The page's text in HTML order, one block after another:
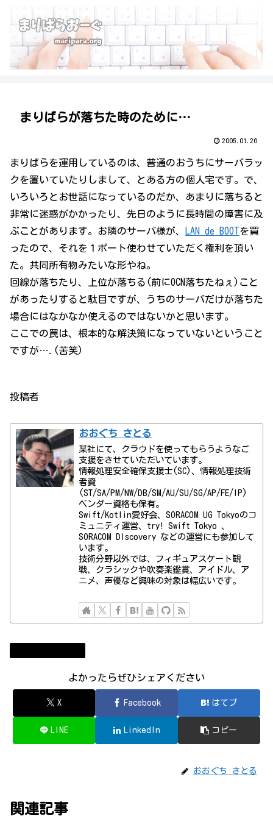
まりばらが落ちた時のために…
2005.01.26
まりばらを運用しているのは、普通のおうちにサーバラッ
クを置いていたりしまして、とある方の個人宅です。で、
いろいろとお世話になっているのだか、あまりに落ちると
非常に迷惑がかかったり、先日のように長時間の障害に及
ぶことがあります。お隣のサーバ様が、
LAN de BOOTを買
ったので、それを１ポート使わせていただく権利を頂い
た。共同所有物みたいな形やね。
回線が落ちたり、上位が落ちる(前にOCN落ちたねぇ)こと
があったりすると駄目ですが、うちのサーバだけが落ちた
場合にはなかなか使えるのではないかと思います。
ここでの罠は、根本的な解決策になっていないということ
ですが….(苦笑)
投稿者
おおぐち さとる
某社にて、クラウドを使ってもらうようなご
支援をさせていただいています。
情報処理安全確保支援士(SC)、情報処理技術
者資
(ST/SA/PM/NW/DB/SM/AU/SU/SG/AP/FE/IP)
ベンダー資格も保有。
Swift/Kotlin愛好会、SORACOM UG Tokyoのコ
ミュニティ運営、try! Swift Tokyo 、
SORACOM DIscovery などの運営にも参加して
います。
技術分野以外では、フィギュアスケート観
戦、クラシックや吹奏楽鑑賞、アイドル、ア
ニメ、声優など興味の対象は幅広いです。
よかったらぜひシェアください
X Facebook はてブ
LINE LinkedIn コピー
おおぐち さとる
関連記事